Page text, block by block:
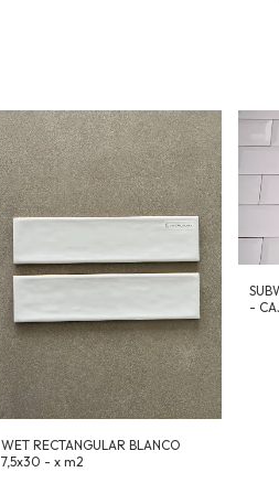
WET RECTANGULAR BLANCO
7,5x30 - x m2
-